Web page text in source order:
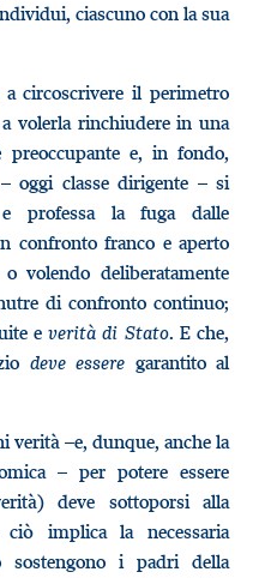
ciascuno con la sua
a circoscrivere il perimetro
volerla rinchiudere in una
e, in fondo,
oggi classe dirigente – si
professa la fuga dalle
confronto franco e aperto
volendo deliberatamente
di confronto continuo;
everità di Stato. E che,
deve essere garantito al
verità –e, dunque, anche la
– per potere essere
deve sottoporsi alla
implica la necessaria
sostengono i padri della